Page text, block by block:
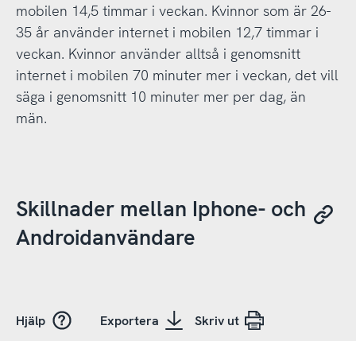
mobilen 14,5 timmar i veckan. Kvinnor som är 26-
35 år använder internet i mobilen 12,7 timmar i
veckan. Kvinnor använder alltså i genomsnitt
internet i mobilen 70 minuter mer i veckan, det vill
säga i genomsnitt 10 minuter mer per dag, än
män.
Skillnader mellan Iphone- och
Androidanvändare
Hjälp Exportera Skriv ut